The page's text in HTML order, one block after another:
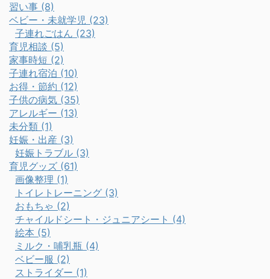
習い事 (8)
ベビー・未就学児 (23)
子連れごはん (23)
育児相談 (5)
家事時短 (2)
子連れ宿泊 (10)
お得・節約 (12)
子供の病気 (35)
アレルギー (13)
未分類 (1)
妊娠・出産 (3)
妊娠トラブル (3)
育児グッズ (61)
画像整理 (1)
トイレトレーニング (3)
おもちゃ (2)
チャイルドシート・ジュニアシート (4)
絵本 (5)
ミルク・哺乳瓶 (4)
ベビー服 (2)
ストライダー (1)